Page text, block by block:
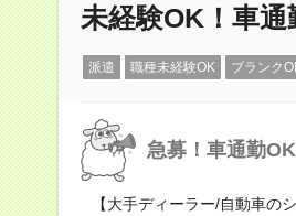
未経験OK！車
派遣 職種未経験OK ブランク
急募！車通勤
【大手ディーラー/自動車